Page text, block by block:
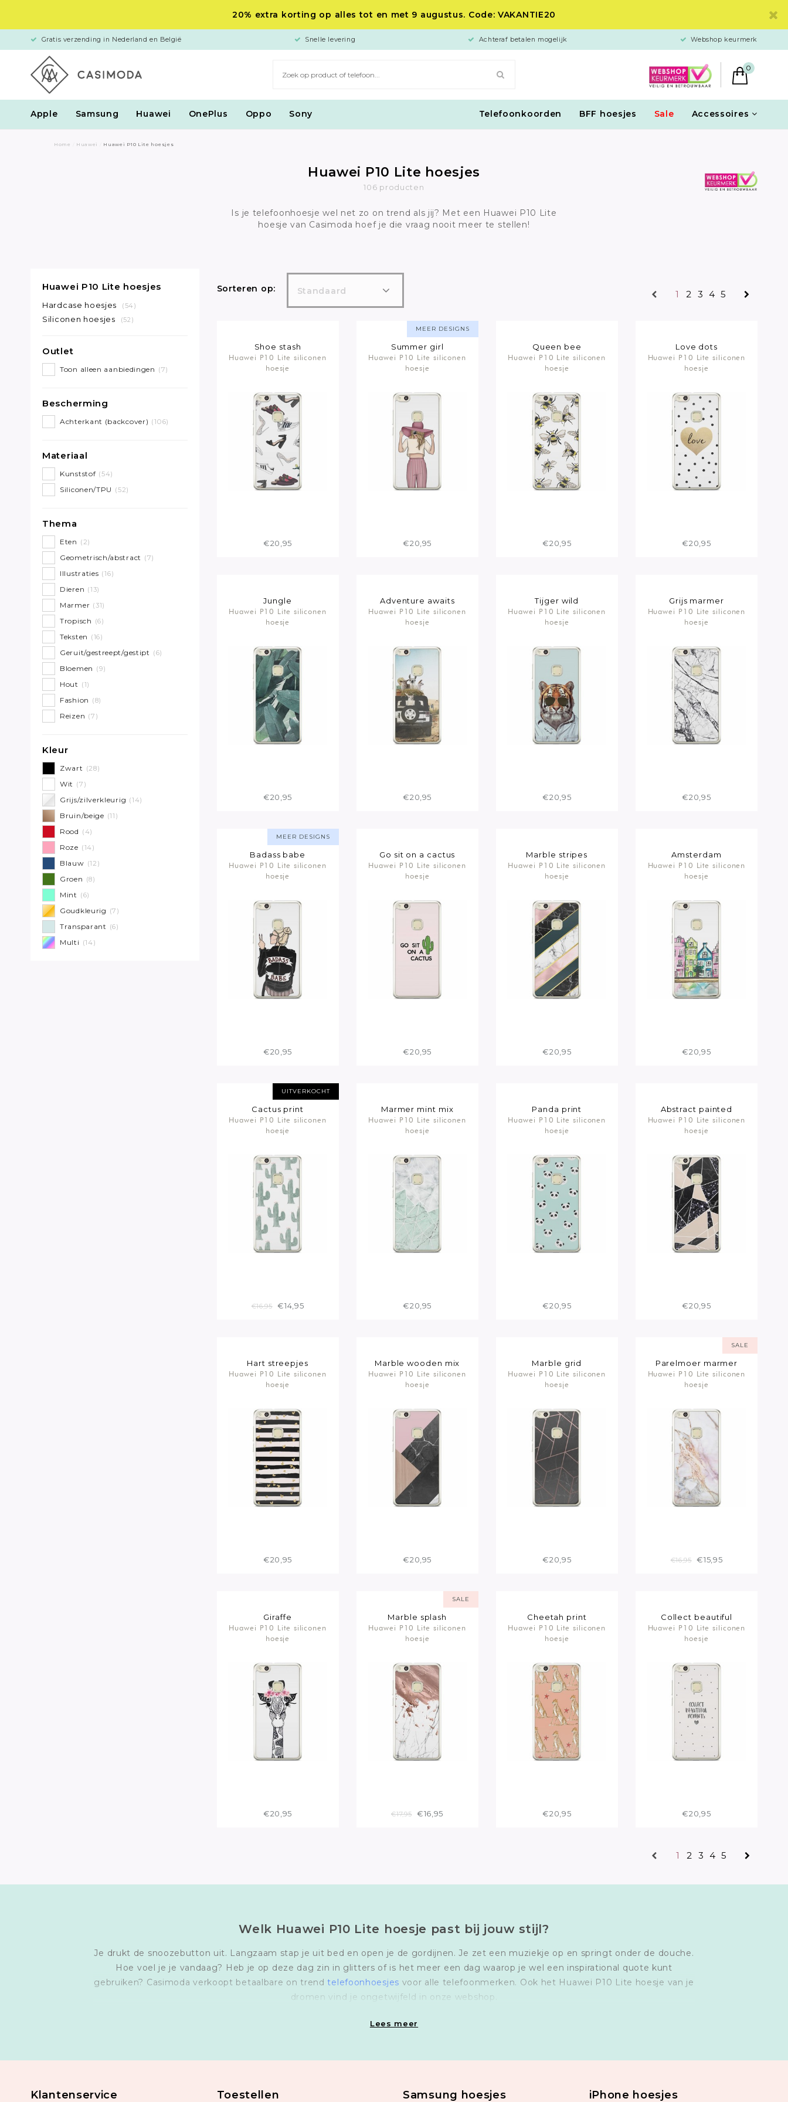
20% extra korting op alles tot en met 9 augustus. Code: VAKANTIE20
Gratis verzending in Nederland en België Snelle levering Achteraf betalen mogelijk Webshop keurmerk
0
Apple Samsung Huawei OnePlus Oppo Sony Telefoonkoorden BFF hoesjes Sale Accessoires
Home Huawei Huawei P10 Lite hoesjes
Huawei P10 Lite hoesjes
106 producten
Is je telefoonhoesje wel net zo on trend als jij? Met een Huawei P10 Lite
hoesje van Casimoda hoef je die vraag nooit meer te stellen!
Huawei P10 Lite hoesjes
Hardcase hoesjes (54)
Siliconen hoesjes (52)
Outlet
Toon alleen aanbiedingen (7)
Bescherming
Achterkant (backcover) (106)
Materiaal
Kunststof (54)
Siliconen/TPU (52)
Thema
Eten (2)
Geometrisch/abstract (7)
Illustraties (16)
Dieren (13)
Marmer (31)
Tropisch (6)
Teksten (16)
Geruit/gestreept/gestipt (6)
Bloemen (9)
Hout (1)
Fashion (8)
Reizen (7)
Kleur
Zwart (28)
Wit (7)
Grijs/zilverkleurig (14)
Bruin/beige (11)
Rood (4)
Roze (14)
Blauw (12)
Groen (8)
Mint (6)
Goudkleurig (7)
Transparant (6)
Multi (14)
Sorteren op: Standaard 1 2 3 4 5
Shoe stash
Huawei P10 Lite siliconen
hoesje
€20,95
MEER DESIGNS
Summer girl
Huawei P10 Lite siliconen
hoesje
€20,95
Queen bee
Huawei P10 Lite siliconen
hoesje
€20,95
Love dots
Huawei P10 Lite siliconen
hoesje
€20,95
Jungle
Huawei P10 Lite siliconen
hoesje
€20,95
Adventure awaits
Huawei P10 Lite siliconen
hoesje
€20,95
Tijger wild
Huawei P10 Lite siliconen
hoesje
€20,95
Grijs marmer
Huawei P10 Lite siliconen
hoesje
€20,95
MEER DESIGNS
Badass babe
Huawei P10 Lite siliconen
hoesje
€20,95
Go sit on a cactus
Huawei P10 Lite siliconen
hoesje
€20,95
Marble stripes
Huawei P10 Lite siliconen
hoesje
€20,95
Amsterdam
Huawei P10 Lite siliconen
hoesje
€20,95
UITVERKOCHT
Cactus print
Huawei P10 Lite siliconen
hoesje
€16,95 €14,95
Marmer mint mix
Huawei P10 Lite siliconen
hoesje
€20,95
Panda print
Huawei P10 Lite siliconen
hoesje
€20,95
Abstract painted
Huawei P10 Lite siliconen
hoesje
€20,95
Hart streepjes
Huawei P10 Lite siliconen
hoesje
€20,95
Marble wooden mix
Huawei P10 Lite siliconen
hoesje
€20,95
Marble grid
Huawei P10 Lite siliconen
hoesje
€20,95
SALE
Parelmoer marmer
Huawei P10 Lite siliconen
hoesje
€16,95 €15,95
Giraffe
Huawei P10 Lite siliconen
hoesje
€20,95
SALE
Marble splash
Huawei P10 Lite siliconen
hoesje
€17,95 €16,95
Cheetah print
Huawei P10 Lite siliconen
hoesje
€20,95
Collect beautiful
moments
Huawei P10 Lite siliconen
hoesje
€20,95
1 2 3 4 5
Welk Huawei P10 Lite hoesje past bij jouw stijl?
Je drukt de snoozebutton uit. Langzaam stap je uit bed en open je de gordijnen. Je zet een muziekje op en springt onder de douche.
Hoe voel je je vandaag? Heb je op deze dag zin in glitters of is het meer een dag waarop je wel een inspirational quote kunt
gebruiken? Casimoda verkoopt betaalbare on trendtelefoonhoesjes voor alle telefoonmerken. Ook het Huawei P10 Lite hoesje van je
dromen vind je ongetwijfeld in onze webshop.
Lees meer
Klantenservice Toestellen Samsung hoesjes iPhone hoesjes